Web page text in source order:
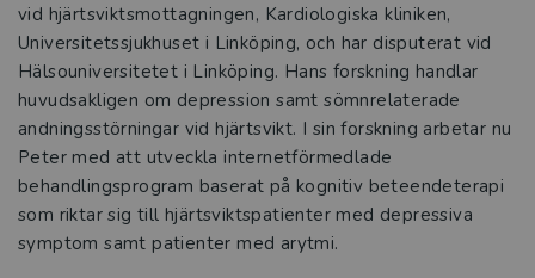
vid hjärtsviktsmottagningen, Kardiologiska kliniken,
Universitetssjukhuset i Linköping, och har disputerat vid
Hälsouniversitetet i Linköping. Hans forskning handlar
huvudsakligen om depression samt sömnrelaterade
andningsstörningar vid hjärtsvikt. I sin forskning arbetar nu
Peter med att utveckla internetförmedlade
behandlingsprogram baserat på kognitiv beteendeterapi
som riktar sig till hjärtsviktspatienter med depressiva
symptom samt patienter med arytmi.